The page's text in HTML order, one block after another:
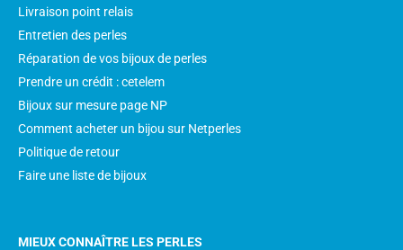
Livraison point relais
Entretien des perles
Réparation de vos bijoux de perles
Prendre un crédit : cetelem
Bijoux sur mesure page NP
Comment acheter un bijou sur Netperles
Politique de retour
Faire une liste de bijoux
MIEUX CONNAÎTRE LES PERLES